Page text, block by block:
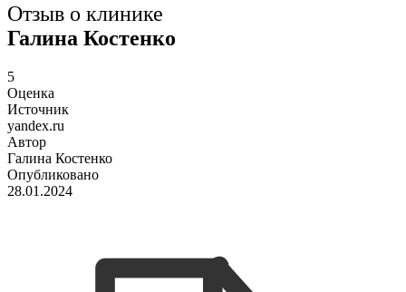
Отзыв о клинике
Галина Костенко
5
Оценка
Источник
yandex.ru
Автор
Галина Костенко
Опубликовано
28.01.2024